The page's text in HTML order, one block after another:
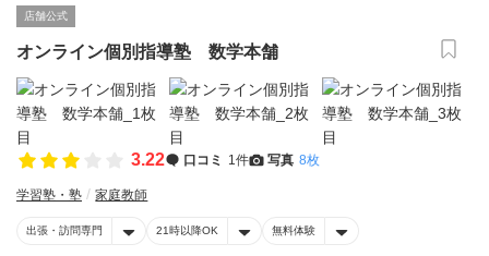
店舗公式
オンライン個別指導塾 数学本舗
3.22 口コミ 1件 写真 8枚
学習塾・塾 家庭教師
出張・訪問専門 21時以降OK 無料体験